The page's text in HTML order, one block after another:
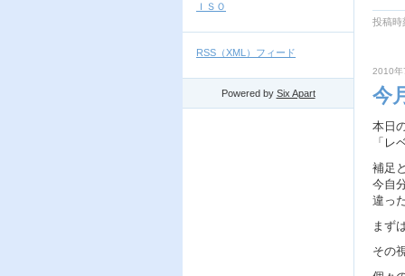
ＩＳＯ
RSS（XML）フィード
Powered by Six Apart
投稿
2010年
今
本日
「レ
補足
今自
違っ
まず
その